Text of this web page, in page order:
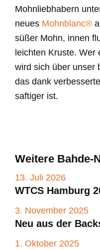
Mohnliebhabern
neues Mohnblanc®
süßer Mohn, innen
leichten Kruste. Wer
wird sich über unser
das dank
saftiger ist.
Weitere Bahde-
13. Juli 2026
WTCS Hamburg
3. November 2025
Neu aus der
1. Oktober 2025